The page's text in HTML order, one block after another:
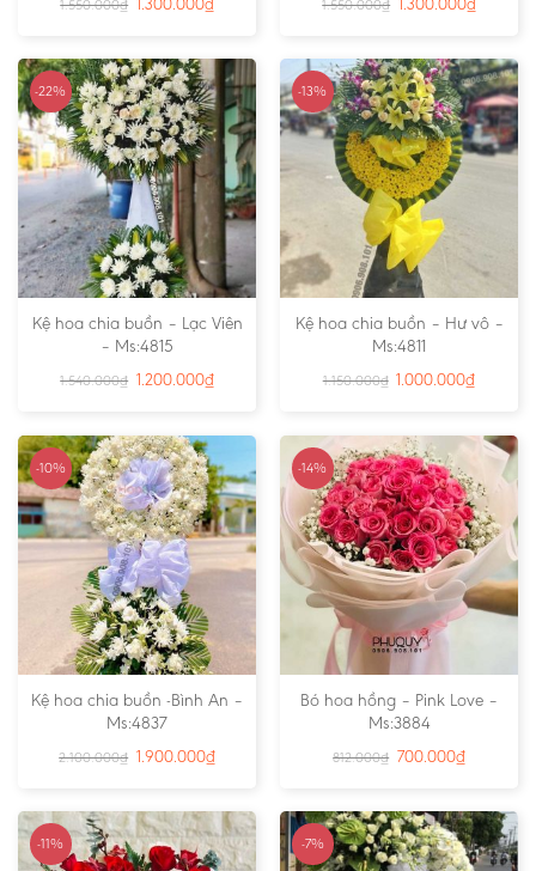
1.550.000₫ 1.300.000₫ 1.550.000₫ 1.300.000₫
-22%
Kệ hoa chia buồn – Lạc Viên
– Ms:4815
1.540.000₫ 1.200.000₫
-13%
Kệ hoa chia buồn – Hư vô –
Ms:4811
1.150.000₫ 1.000.000₫
-10%
Kệ hoa chia buồn -Bình An –
Ms:4837
2.100.000₫ 1.900.000₫
-14%
Bó hoa hồng – Pink Love –
Ms:3884
812.000₫ 700.000₫
-11% -7%